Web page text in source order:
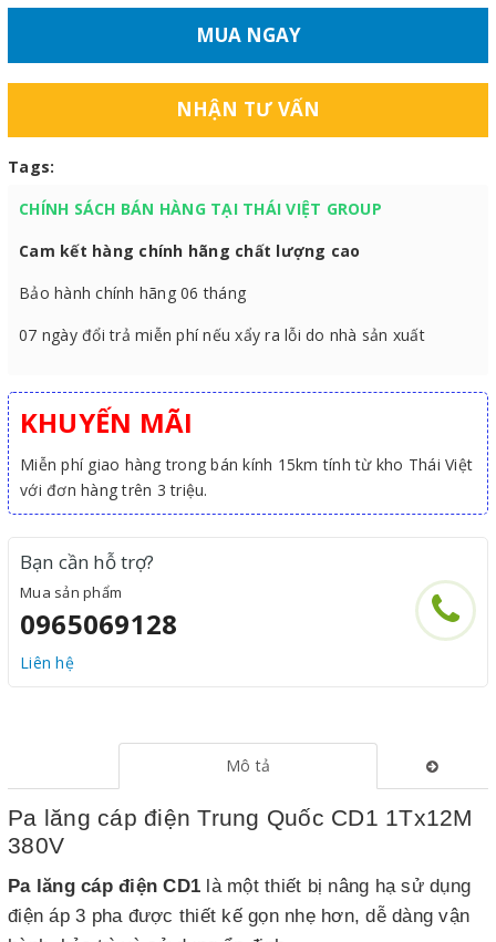
MUA NGAY
NHẬN TƯ VẤN
Tags:
CHÍNH SÁCH BÁN HÀNG TẠI THÁI VIỆT GROUP
Cam kết hàng chính hãng chất lượng cao
Bảo hành chính hãng 06 tháng
07 ngày đổi trả miễn phí nếu xẩy ra lỗi do nhà sản xuất
KHUYẾN MÃI
Miễn phí giao hàng trong bán kính 15km tính từ kho Thái Việt
với đơn hàng trên 3 triệu.
Bạn cần hỗ trợ?
Mua sản phẩm
0965069128
Liên hệ
Mô tả
Pa lăng cáp điện Trung Quốc CD1 1Tx12M
380V
Pa lăng cáp điện CD1 là một thiết bị nâng hạ sử dụng
điện áp 3 pha được thiết kế gọn nhẹ hơn, dễ dàng vận